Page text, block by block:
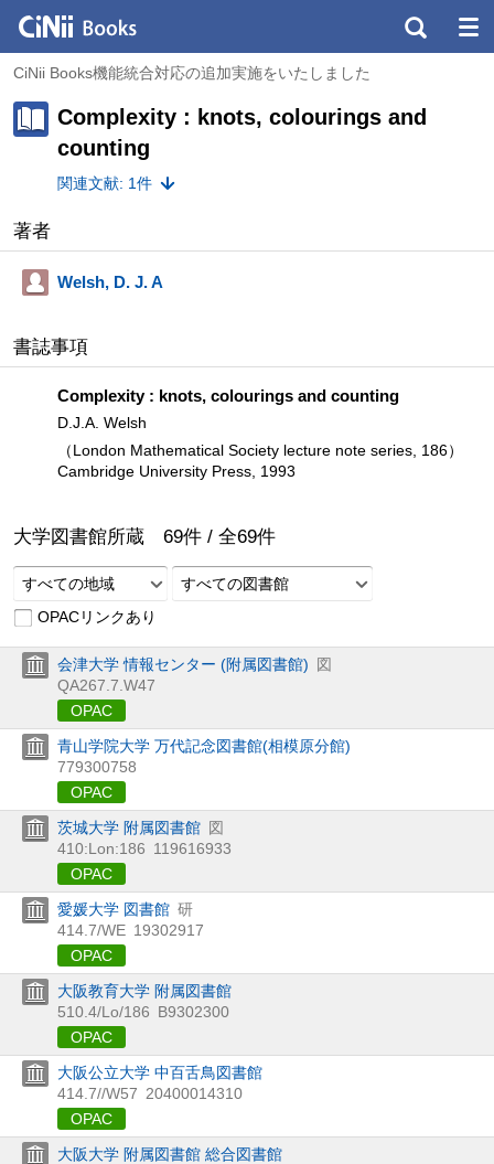
CiNii Books機能統合対応の追加実施をいたしました
Complexity : knots, colourings and
counting
関連文献: 1件
著者
Welsh, D. J. A
書誌事項
Complexity : knots, colourings and counting
D.J.A. Welsh
（London Mathematical Society lecture note series, 186）
Cambridge University Press, 1993
大学図書館所蔵 69件 / 全69件
すべての地域
すべての図書館
OPACリンクあり
会津大学 情報センター (附属図書館)
図
QA267.7.W47
OPAC
青山学院大学 万代記念図書館(相模原分館)
779300758
OPAC
茨城大学 附属図書館 図
410:Lon:186 119616933
OPAC
愛媛大学 図書館 研
414.7/WE 19302917
OPAC
大阪教育大学 附属図書館
510.4/Lo/186 B9302300
OPAC
大阪公立大学 中百舌鳥図書館
414.7//W57 20400014310
OPAC
大阪大学 附属図書館 総合図書館